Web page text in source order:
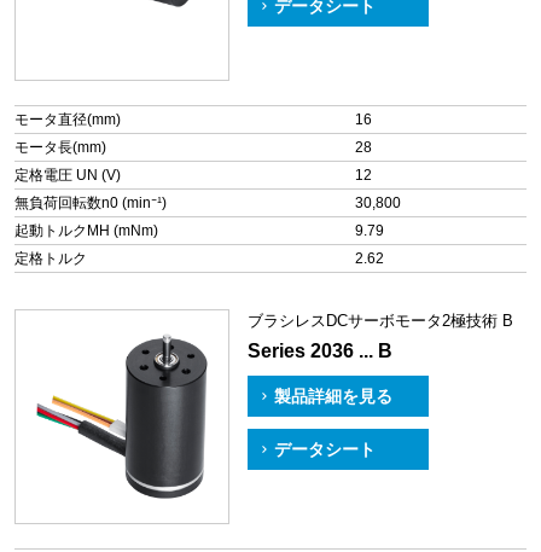
データシート
モータ直径(mm)
16
モータ長(mm)
28
定格電圧 UN (V)
12
無負荷回転数n0 (min⁻¹)
30,800
起動トルクMH (mNm)
9.79
定格トルク
2.62
ブラシレスDCサーボモータ2極技術 B
Series 2036 ... B
製品詳細を見る
データシート